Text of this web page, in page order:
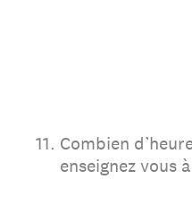
11. Combien
enseignez vous